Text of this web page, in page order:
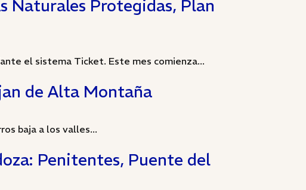
Naturales Protegidas, Plan
el sistema Ticket. Este mes comienza...
de Alta Montaña
baja a los valles...
Penitentes, Puente del